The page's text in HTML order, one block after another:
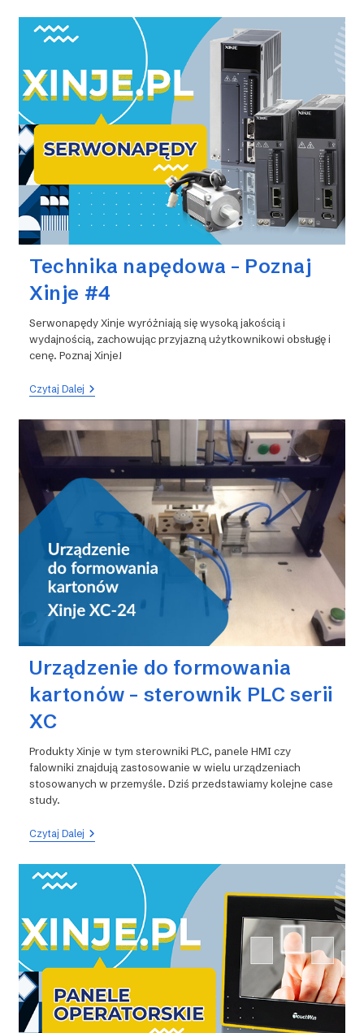
Xinje
TG
Technika napędowa – Poznaj
Xinje #4
Serwonapędy Xinje wyróżniają się wysoką jakością i
wydajnością, zachowując przyjazną użytkownikowi obsługę i
cenę. Poznaj Xinje!
Czytaj DalejTechnika
Poznaj
Xinje
#4
Urządzenie do formowania
kartonów – sterownik PLC serii
XC
Produkty Xinje w tym sterowniki PLC, panele HMI czy
falowniki znajdują zastosowanie w wielu urządzeniach
stosowanych w przemyśle. Dziś przedstawiamy kolejne case
study.
Czytaj DalejUrządzenie
Do
Kartonów
Serii
XC